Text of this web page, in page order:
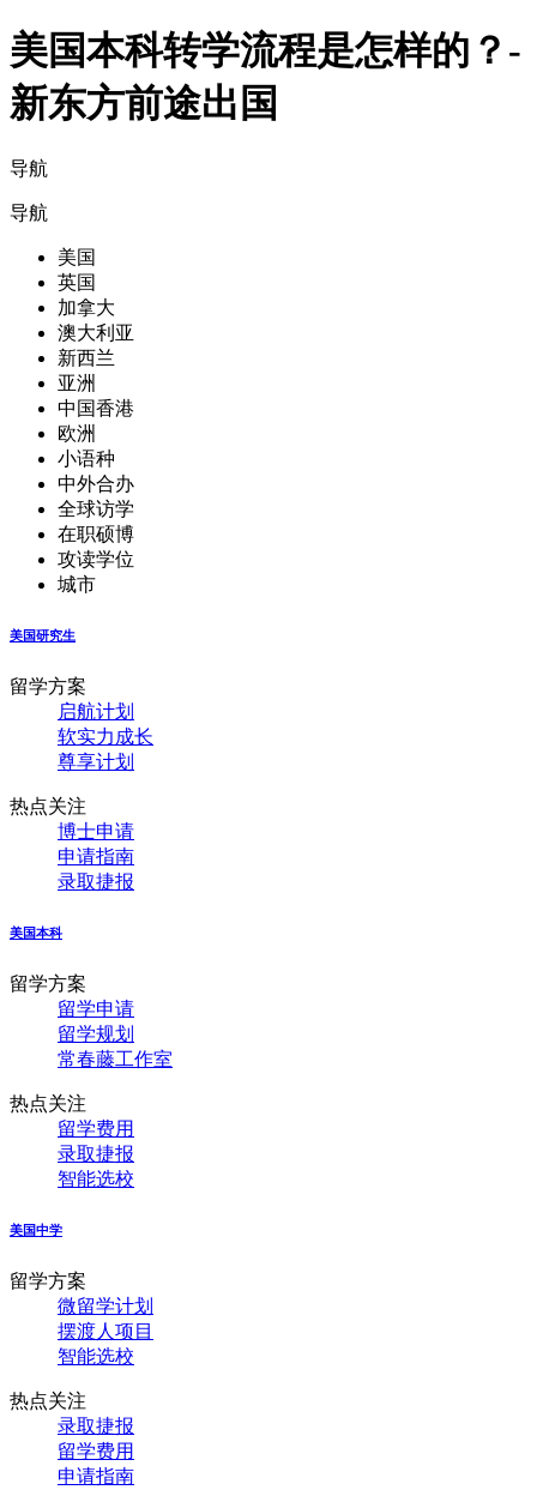
美国本科转学流程是怎样的？-
新东方前途出国
导航
导航
美国
英国
加拿大
澳大利亚
新西兰
亚洲
中国香港
欧洲
小语种
中外合办
全球访学
在职硕博
攻读学位
城市
美国研究生
留学方案
启航计划
软实力成长
尊享计划
热点关注
博士申请
申请指南
录取捷报
美国本科
留学方案
留学申请
留学规划
常春藤工作室
热点关注
留学费用
录取捷报
智能选校
美国中学
留学方案
微留学计划
摆渡人项目
智能选校
热点关注
录取捷报
留学费用
申请指南